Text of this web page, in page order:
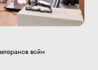
войн